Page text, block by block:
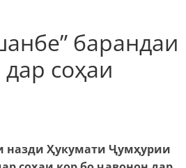
барандаи
соҳаи
назди Ҳукумати Ҷумҳурии